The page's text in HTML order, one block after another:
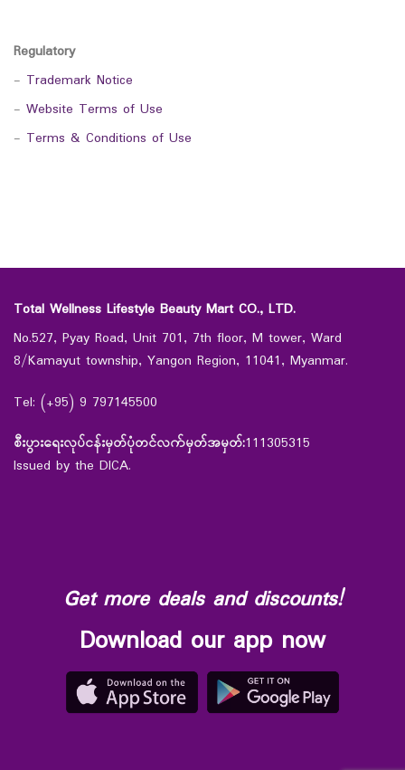
Regulatory
- Trademark Notice
- Website Terms of Use
- Terms & Conditions of Use
Total Wellness Lifestyle Beauty Mart CO., LTD.
No.527, Pyay Road, Unit 701, 7th floor, M tower, Ward
8/Kamayut township, Yangon Region, 11041, Myanmar.
Tel: (+95) 9 797145500
စီးပွားရေးလုပ်ငန်းမှတ်ပုံတင်လက်မှတ်အမှတ်:111305315
Issued by the DICA.
Get more deals and discounts!
Download our app now